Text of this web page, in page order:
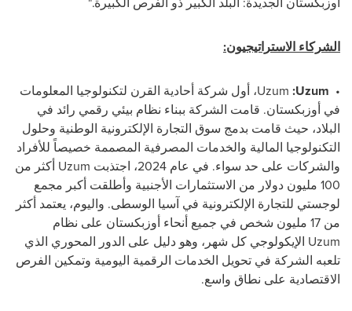
الشركاء الاستراتيجيون:
•
Uzum
:
Uzum، أول شركة أحادية القرن لتكنولوجيا المعلومات
في أوزبكستان. قامت الشركة ببناء نظام بيئي رقمي رائد في
البلاد، حيث قامت بدمج سوق التجارة الإلكترونية الوطنية وحلول
التكنولوجيا المالية والخدمات المصرفية المصممة خصيصاً للأفراد
والشركات على حد سواء. في عام 2024، اجتذبت
Uzum أكثر من
100 مليون دولار من الاستثمارات الأجنبية وأطلقت أكبر مجمع
لوجستي للتجارة الإلكترونية في آسيا الوسطى. واليوم، يعتمد أكثر
من 17 مليون شخص في جميع أنحاء أوزبكستان على نظام
Uzum الإيكولوجي كل شهر، وهو دليل على الدور المحوري الذي
تلعبه الشركة في تحويل الخدمات الرقمية اليومية وتمكين الفرص
الاقتصادية على نطاق واسع.